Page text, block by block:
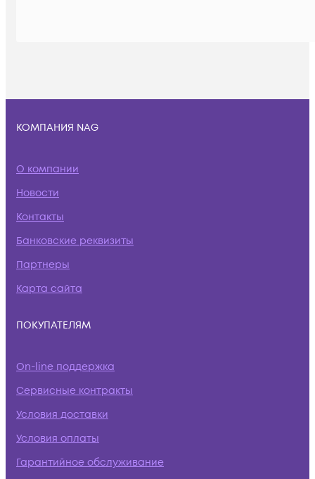
КОМПАНИЯ NAG
О компании
Новости
Контакты
Банковские реквизиты
Партнеры
Карта сайта
ПОКУПАТЕЛЯМ
On-line поддержка
Сервисные контракты
Условия доставки
Условия оплаты
Гарантийное обслуживание